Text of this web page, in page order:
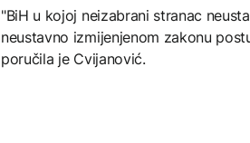
"BiH u kojoj neizabrani stranac
neustavno izmijenjenom zakonu
poručila je Cvijanović.